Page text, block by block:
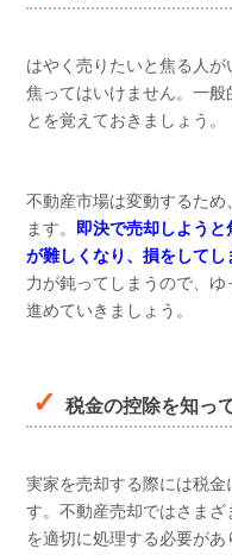
はやく売りたいと焦る人
焦ってはいけません。一
とを覚えておきましょう。
不動産市場は変動するた
ます。 即決で売却しよう
が難しくなり、損をして
力が鈍ってしまうので、
進めていきましょう。
税金の控除を知っ
実家を売却する際には税
す。不動産売却ではさま
を適切に処理する必要があ